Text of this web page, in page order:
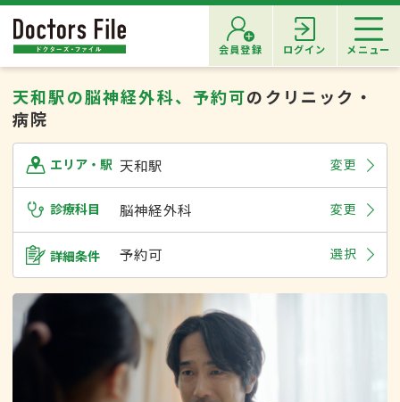
会員登録 ログイン メニュー
天和駅の脳神経外科、予約可のクリニック・
病院
エリア・駅 天和駅 変更
診療科目 脳神経外科 変更
詳細条件 予約可 選択